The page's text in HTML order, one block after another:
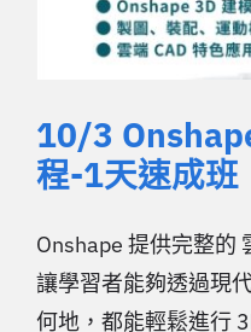
10/3
程-1天速成班
Onshape 提供完整的
讓學習者能夠透過現
何地，都能輕鬆進行